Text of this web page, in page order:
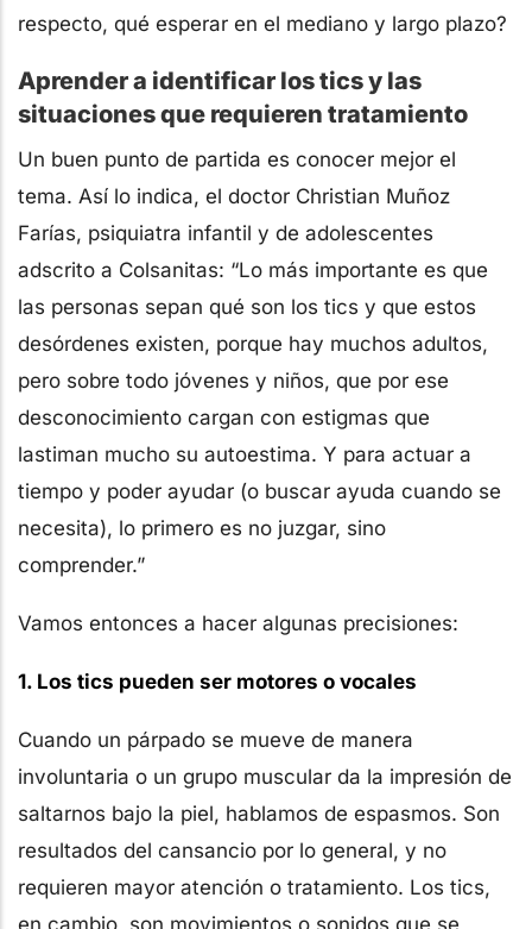
respecto, qué esperar en el mediano y largo plazo?
Aprender a identificar los tics y las
situaciones que requieren tratamiento
Un buen punto de partida es conocer mejor el
tema. Así lo indica, el doctor Christian Muñoz
Farías, psiquiatra infantil y de adolescentes
adscrito a Colsanitas: “Lo más importante es que
las personas sepan qué son los tics y que estos
desórdenes existen, porque hay muchos adultos,
pero sobre todo jóvenes y niños, que por ese
desconocimiento cargan con estigmas que
lastiman mucho su autoestima. Y para actuar a
tiempo y poder ayudar (o buscar ayuda cuando se
necesita), lo primero es no juzgar, sino
comprender.”
Vamos entonces a hacer algunas precisiones:
1. Los tics pueden ser motores o vocales
Cuando un párpado se mueve de manera
involuntaria o un grupo muscular da la impresión de
saltarnos bajo la piel, hablamos de espasmos. Son
resultados del cansancio por lo general, y no
requieren mayor atención o tratamiento. Los tics,
en cambio, son movimientos o sonidos que se